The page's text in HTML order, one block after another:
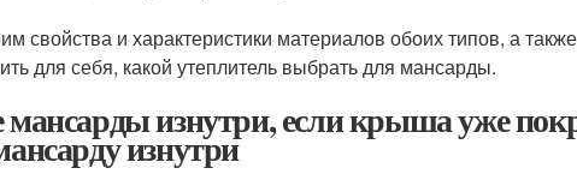
свойства и характеристики материалов обоих типов, а
для себя, какой утеплитель выбрать для мансарды.
мансарды изнутри, если крыша уже
изнутри